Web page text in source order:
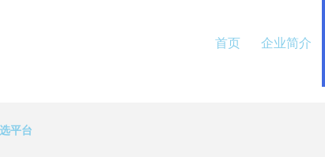
首页 企业简介
平台